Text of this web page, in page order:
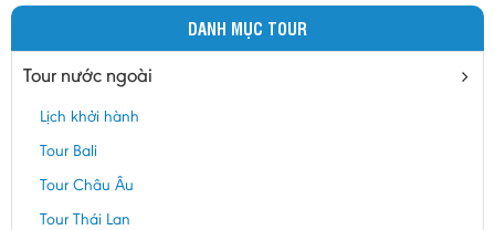
DANH MỤC TOUR
Tour nước ngoài
Lịch khởi hành
Tour Bali
Tour Châu Âu
Tour Thái Lan